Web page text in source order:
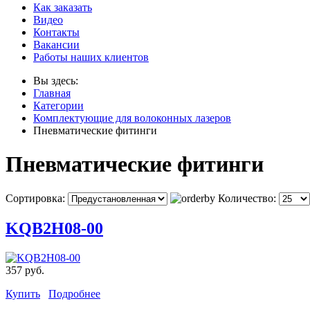
Как заказать
Видео
Контакты
Вакансии
Работы наших клиентов
Вы здесь:
Главная
Категории
Комплектующие для волоконных лазеров
Пневматические фитинги
Пневматические фитинги
Сортировка: Количество:
KQB2H08-00
357 руб.
Купить
Подробнее